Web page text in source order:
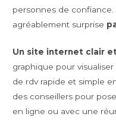
personnes de confiance.
agréablement surprise
Un site internet clair
graphique pour
de rdv rapide et simple
des conseillers pour
en ligne ou avec une